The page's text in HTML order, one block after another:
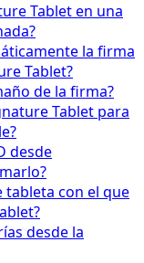
Tablet en una
la firma
Tablet?
de la firma?
Tablet para
desde
tableta con el que
desde la